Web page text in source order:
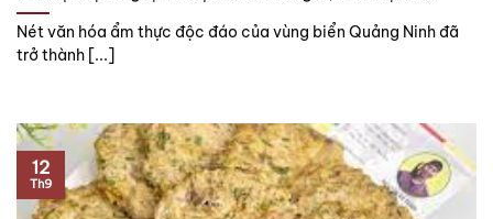
Nét văn hóa ẩm thực độc đáo của vùng biển Quảng Ninh đã
trở thành [...]
12
Th9